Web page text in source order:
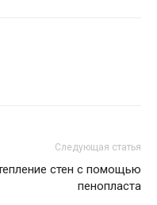
Следующая статья
стен с помощью
пенопласта